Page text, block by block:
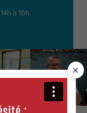
à 18h.
×